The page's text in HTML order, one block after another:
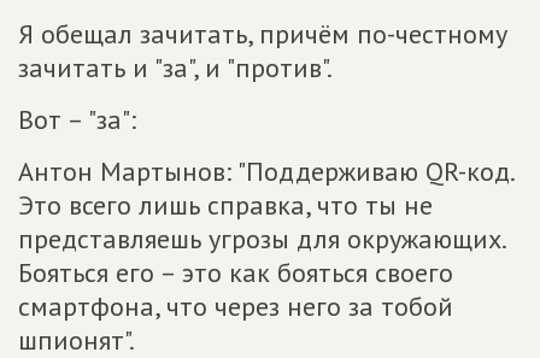
Я обещал зачитать, причём по-честному
зачитать и "за", и "против".
Вот – "за":
Антон Мартынов: "Поддерживаю QR-код.
Это всего лишь справка, что ты не
представляешь угрозы для окружающих.
Бояться его – это как бояться своего
смартфона, что через него за тобой
шпионят".